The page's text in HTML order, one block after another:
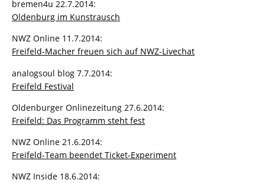
bremen4u 22.7.2014:
Oldenburg im Kunstrausch
NWZ Online 11.7.2014:
Freifeld-Macher freuen sich auf NWZ-Livechat
analogsoul blog 7.7.2014:
Freifeld Festival
Oldenburger Onlinezeitung 27.6.2014:
Freifeld: Das Programm steht fest
NWZ Online 21.6.2014:
Freifeld-Team beendet Ticket-Experiment
NWZ Inside 18.6.2014: